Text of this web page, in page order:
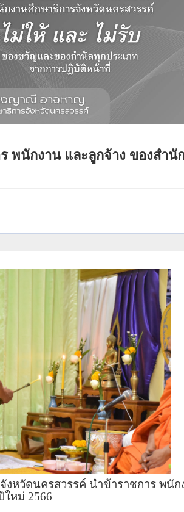
นักงาน และลูกจ้าง ของสำนั
นครสวรรค์ นำข้าราชการ พนักง
หม่ 2566